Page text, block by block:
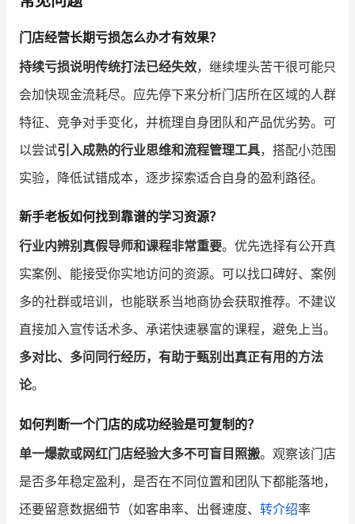
门店经营长期亏损怎么办才有效果？
持续亏损说明传统打法已经失效，继续埋头苦干很可能只
会加快现金流耗尽。应先停下来分析门店所在区域的人群
特征、竞争对手变化，并梳理自身团队和产品优劣势。可
以尝试引入成熟的行业思维和流程管理工具，搭配小范围
实验，降低试错成本，逐步探索适合自身的盈利路径。
新手老板如何找到靠谱的学习资源？
行业内辨别真假导师和课程非常重要。优先选择有公开真
实案例、能接受你实地访问的资源。可以找口碑好、案例
多的社群或培训，也能联系当地商协会获取推荐。不建议
直接加入宣传话术多、承诺快速暴富的课程，避免上当。
多对比、多问同行经历，有助于甄别出真正有用的方法
论。
如何判断一个门店的成功经验是可复制的？
单一爆款或网红门店经验大多不可盲目照搬。观察该门店
是否多年稳定盈利，是否在不同位置和团队下都能落地，
还要留意数据细节（如客串率、出餐速度、 转介绍率